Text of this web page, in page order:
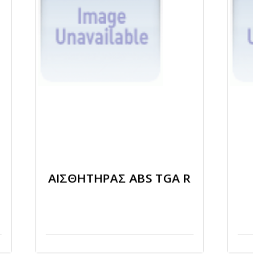
ΑΙΣΘΗΤΗΡΑΣ ABS TGA R